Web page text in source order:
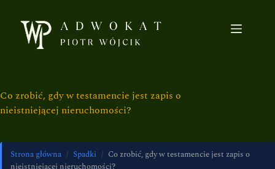
Co zrobić, gdy w testamencie jest zapis o
nieistniejącej nieruchomości?
Strona główna / Spadki / Co zrobić, gdy w testamencie jest zapis o
nieistniejącej nieruchomości?